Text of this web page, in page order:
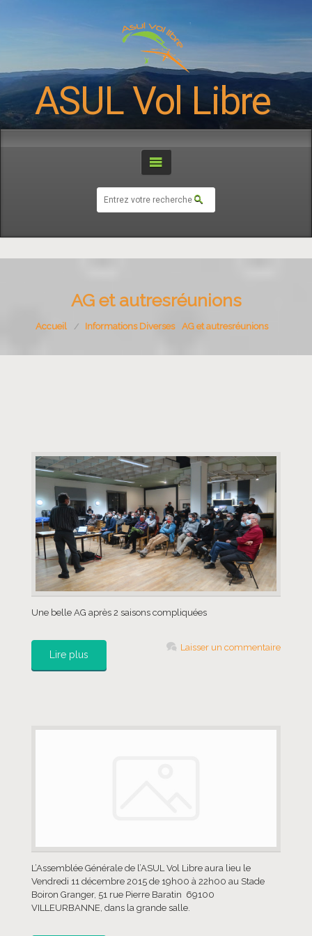
ASUL Vol Libre
AG et autresréunions
Accueil Informations Diverses AG et autresréunions
Une belle AG après 2 saisons compliquées
Lire plus
Laisser un commentaire
L’Assemblée Générale de l’ASUL Vol Libre aura lieu le
Vendredi 11 décembre 2015 de 19h00 à 22h00 au Stade
Boiron Granger, 51 rue Pierre Baratin 69100
VILLEURBANNE, dans la grande salle.